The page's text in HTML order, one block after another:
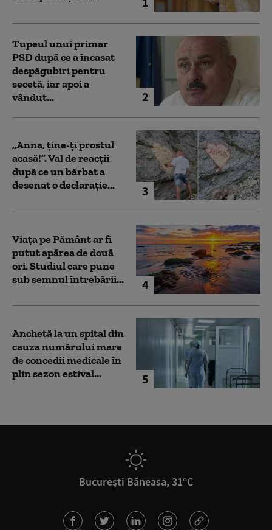
2
Tupeul unui primar
PSD după ce a încasat
despăgubiri pentru
secetă, iar apoi a
vândut...
3
„Anna, ţine-ţi prostul
acasă!”. Val de reacții
după ce un bărbat a
desenat o declarație...
4
Viața pe Pământ ar fi
putut apărea de două
ori. Studiul care pune
sub semnul întrebării...
5
Anchetă la un spital din
cauza numărului mare
de concedii medicale în
plin sezon estival...
București Băneasa, 31°C